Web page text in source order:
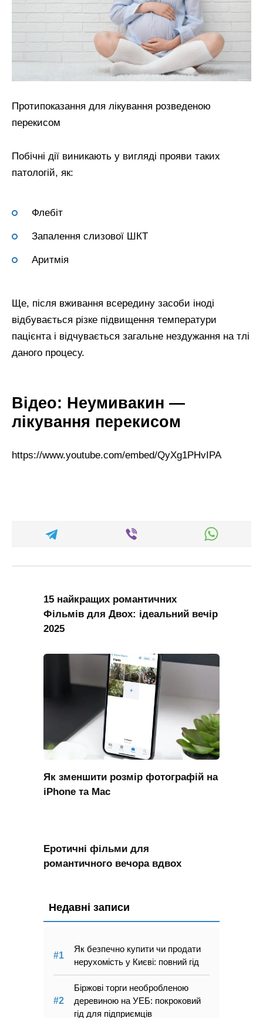
Протипоказання для лікування розведеною
перекисом
Побічні дії виникають у вигляді прояви таких
патологій, як:
Флебіт
Запалення слизової ШКТ
Аритмія
Ще, після вживання всередину засоби іноді
відбувається різке підвищення температури
пацієнта і відчувається загальне нездужання на тлі
даного процесу.
Відео: Неумивакин —
лікування перекисом
https://www.youtube.com/embed/QyXg1PHvIPA
15 найкращих романтичних
Фільмів для Двох: ідеальний вечір
2025
Як зменшити розмір фотографій на
iPhone та Mac
Еротичні фільми для
романтичного вечора вдвох
Недавні записи
Як безпечно купити чи продати
нерухомість у Києві: повний гід
Біржові торги необробленою
деревиною на УЕБ: покроковий
гід для підприємців